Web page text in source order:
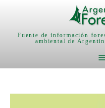
Fuente de información
ambiental de